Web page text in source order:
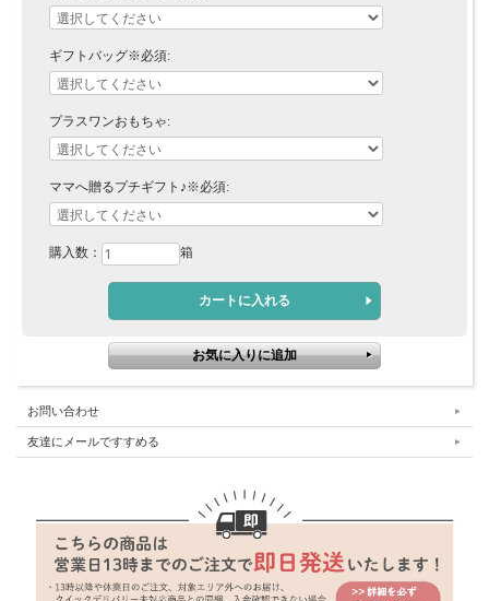
ギフトバッグ※必須:
プラスワンおもちゃ:
ママへ贈るプチギフト♪※必須:
購入数： 箱
お問い合わせ
友達にメールですすめる